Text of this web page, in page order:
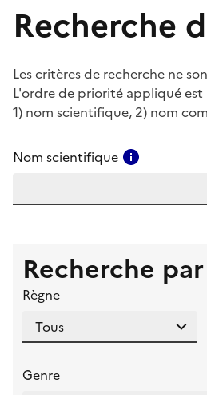
Recherche
Les critères de recherche ne
L'ordre de priorité appliqué est
1) nom scientifique, 2) nom
Nom scientifique
Recherche
Règne
Genre